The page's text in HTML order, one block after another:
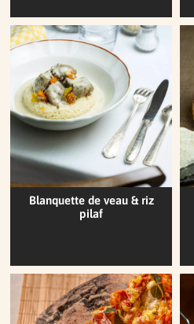
Blanquette de veau & riz
pilaf